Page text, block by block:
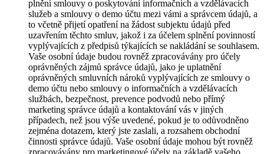
plnění smlouvy o poskytování informačních a vzdělávacích
služeb a smlouvy o demo účtu mezi vámi a správcem údajů, a
to včetně přijetí opatření na žádost subjektu údajů před
uzavřením těchto smluv, jakož i za účelem splnění povinností
vyplývajících z předpisů týkajících se nakládání se souhlasem.
Vaše osobní údaje budou rovněž zpracovávány pro účely
oprávněných zájmů správce údajů, jako je uplatnění
oprávněných smluvních nároků vyplývajících ze smlouvy o
demo účtu nebo smlouvy o informačních a vzdělávacích
službách, bezpečnost, prevence podvodů nebo přímý
marketing správce údajů a kontaktování vás v jiných
případech, než jsou výše uvedené, pokud je to odůvodněno
zejména dotazem, který jste zaslali, a rozsahem obchodní
činnosti správce údajů. Vaše osobní údaje mohou být rovněž
zpracovávány pro marketingové účely na základě vašeho